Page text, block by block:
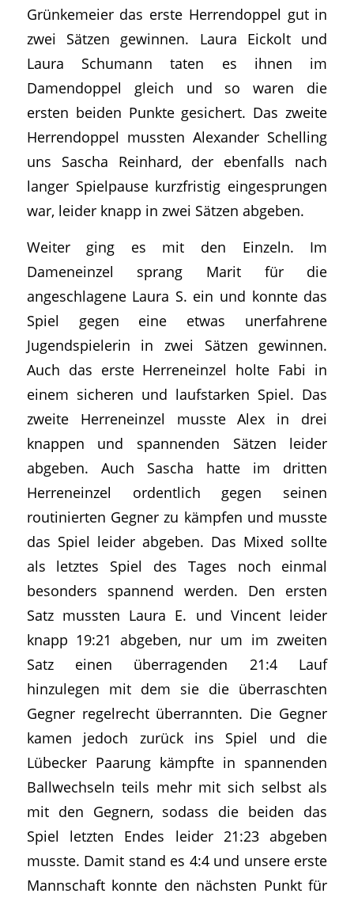
Grünkemeier das erste Herrendoppel gut in
zwei Sätzen gewinnen. Laura Eickolt und
Laura Schumann taten es ihnen im
Damendoppel gleich und so waren die
ersten beiden Punkte gesichert. Das zweite
Herrendoppel mussten Alexander Schelling
uns Sascha Reinhard, der ebenfalls nach
langer Spielpause kurzfristig eingesprungen
war, leider knapp in zwei Sätzen abgeben.
Weiter ging es mit den Einzeln. Im
Dameneinzel sprang Marit für die
angeschlagene Laura S. ein und konnte das
Spiel gegen eine etwas unerfahrene
Jugendspielerin in zwei Sätzen gewinnen.
Auch das erste Herreneinzel holte Fabi in
einem sicheren und laufstarken Spiel. Das
zweite Herreneinzel musste Alex in drei
knappen und spannenden Sätzen leider
abgeben. Auch Sascha hatte im dritten
Herreneinzel ordentlich gegen seinen
routinierten Gegner zu kämpfen und musste
das Spiel leider abgeben. Das Mixed sollte
als letztes Spiel des Tages noch einmal
besonders spannend werden. Den ersten
Satz mussten Laura E. und Vincent leider
knapp 19:21 abgeben, nur um im zweiten
Satz einen überragenden 21:4 Lauf
hinzulegen mit dem sie die überraschten
Gegner regelrecht überrannten. Die Gegner
kamen jedoch zurück ins Spiel und die
Lübecker Paarung kämpfte in spannenden
Ballwechseln teils mehr mit sich selbst als
mit den Gegnern, sodass die beiden das
Spiel letzten Endes leider 21:23 abgeben
musste. Damit stand es 4:4 und unsere erste
Mannschaft konnte den nächsten Punkt für